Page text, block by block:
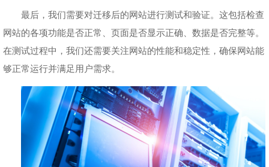
最后，我们需要对迁移后的网站进行测试和验证。这包括检查
网站的各项功能是否正常、页面是否显示正确、数据是否完整等。
在测试过程中，我们还需要关注网站的性能和稳定性，确保网站能
够正常运行并满足用户需求。